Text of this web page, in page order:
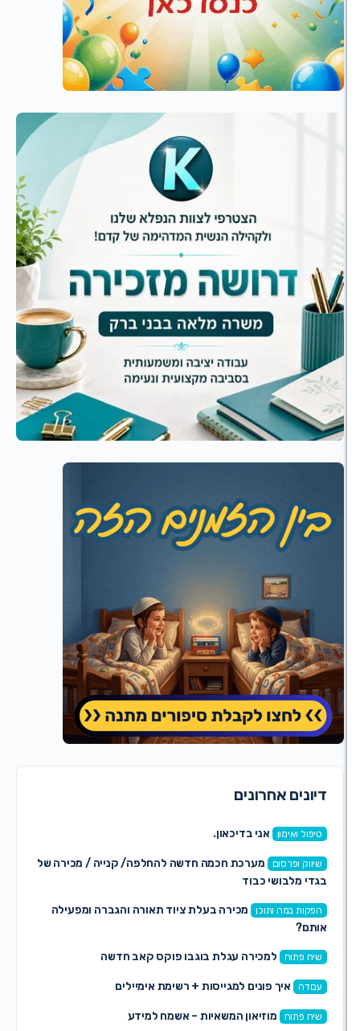
אחרונים
אני בדיכאון.
מערכת חכמה חדשה להחלפה/ קנייה / מכירה של
מלבושי כבוד
במה ותוכן
מכירה בעלת ציוד תאורה והגברה ומפעילה
למכירה עגלת בוגבו פוקס קאב חדשה
איך פונים למגייסות + רשימת אימיילים
מוזיאון המשאיות – אשמח למידע